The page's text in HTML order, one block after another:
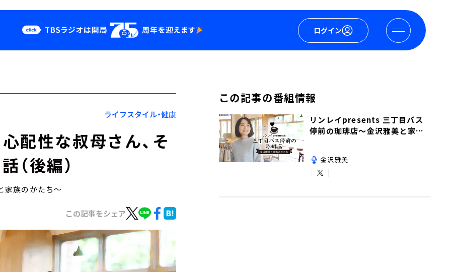
ログイン
YouTube
会社情報
ライフスタイル・健康
配性な叔母さん、そ
後編）
家族のかたち～
この記事をシェア
この記事の番組情報
リンレイpresents 三丁目バス
停前の珈琲店～金沢雅美と家族
金沢雅美